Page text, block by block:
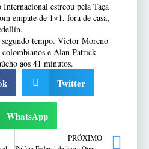
estreou pela Taça
empate de 1×1, fora de casa,
tempo. Victor Moreno
e Alan Patrick
aos 41 minutos.
Twitter
WhatsApp
PRÓXIMO